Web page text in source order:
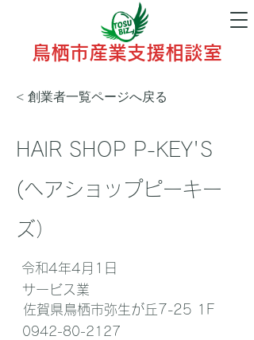
鳥栖市産業支援相談室
< 創業者一覧ページへ戻る
HAIR SHOP P-KEY'S
(ヘアショップピーキー
ズ）
令和4年4月1日
サービス業
佐賀県鳥栖市弥生が丘7-25 1F
0942-80-2127